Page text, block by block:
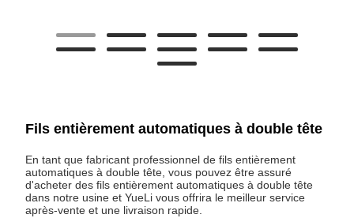
Fils entièrement automatiques à double tête
En tant que fabricant professionnel de fils entièrement
automatiques à double tête, vous pouvez être assuré
d'acheter des fils entièrement automatiques à double tête
dans notre usine et YueLi vous offrira le meilleur service
après-vente et une livraison rapide.